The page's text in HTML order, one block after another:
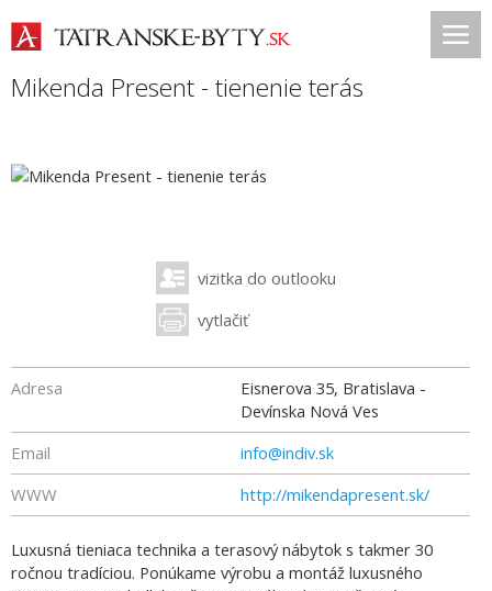
Mikenda Present - tienenie terás
vizitka do outlooku
vytlačiť
Adresa
Eisnerova 35, Bratislava -
Devínska Nová Ves
Email
info@indiv.sk
WWW
http://mikendapresent.sk/
Luxusná tieniaca technika a terasový nábytok s takmer 30
ročnou tradíciou. Ponúkame výrobu a montáž luxusného